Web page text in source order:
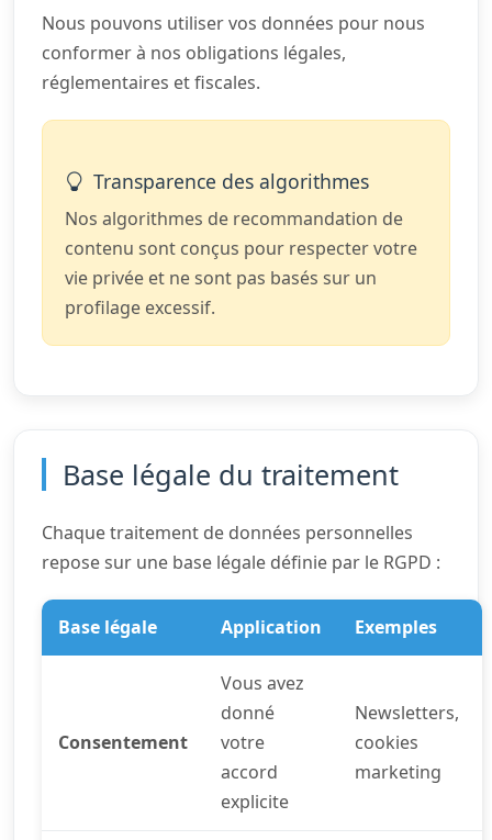
Nous pouvons utiliser vos données pour nous
conformer à nos obligations légales,
réglementaires et fiscales.
Transparence des algorithmes
Nos algorithmes de recommandation de
contenu sont conçus pour respecter votre
vie privée et ne sont pas basés sur un
profilage excessif.
Base légale du traitement
Chaque traitement de données personnelles
repose sur une base légale définie par le RGPD :
Base légale Application Exemples
Consentement
Vous avez
donné
votre
accord
explicite
Newsletters,
cookies
marketing